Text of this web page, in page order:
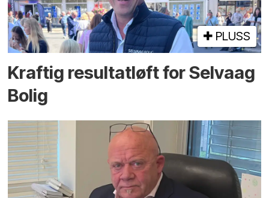
PLUSS
Kraftig resultatløft for Selvaag
Bolig